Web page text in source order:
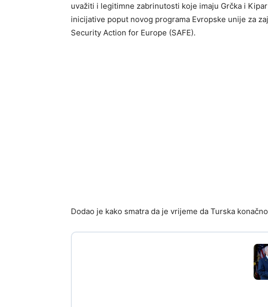
uvažiti i legitimne zabrinutosti koje imaju Grčka i
inicijative poput novog programa Evropske unije za
Security Action for Europe (SAFE).
Dodao je kako smatra da je vrijeme da Turska